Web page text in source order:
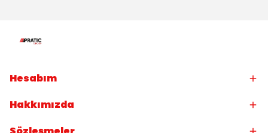
Hesabım
Hakkımızda